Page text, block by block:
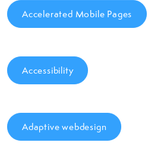
Accelerated Mobile Pages
Accessibility
Adaptive webdesign